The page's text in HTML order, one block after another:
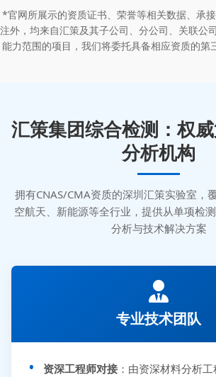
*官网所展示的资质证书、荣誉等相关数据、承
注外，均来自汇策及其子公司、分公司、关联公
能力范围的项目，我们将委托具备相应资质的第
汇策集团综合检测：权
分析机构
拥有CNAS/CMA资质的深圳汇策实验室，
空航天、新能源等全行业，提供从单项检
分析与技术解决方案
专业技术团队
资深工程师对接 ：由资深材料分析